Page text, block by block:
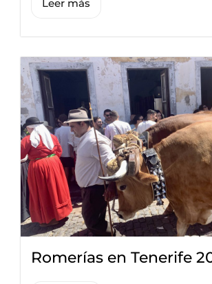
Leer más
Romerías en Tenerife